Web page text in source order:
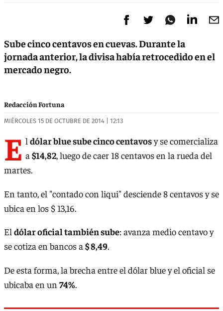
Sube cinco centavos en cuevas. Durante la
jornada anterior, la divisa había retrocedido en el
mercado negro.
Redacción Fortuna
MIÉRCOLES 15 DE OCTUBRE DE 2014 | 12:13
E l dólar blue sube cinco centavosy se comercializa
a $14,82, luego de caer 18 centavos en la rueda del
martes.
En tanto, el "contado con liqui" desciende 8 centavos y se
ubica en los $ 13,16.
El dólar oficial también sube: avanza medio centavo y
se cotiza en bancos a $ 8,49.
De esta forma, la brecha entre el dólar blue y el oficial se
ubicaba en un 74%.